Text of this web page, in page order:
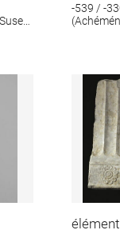
-539 / -